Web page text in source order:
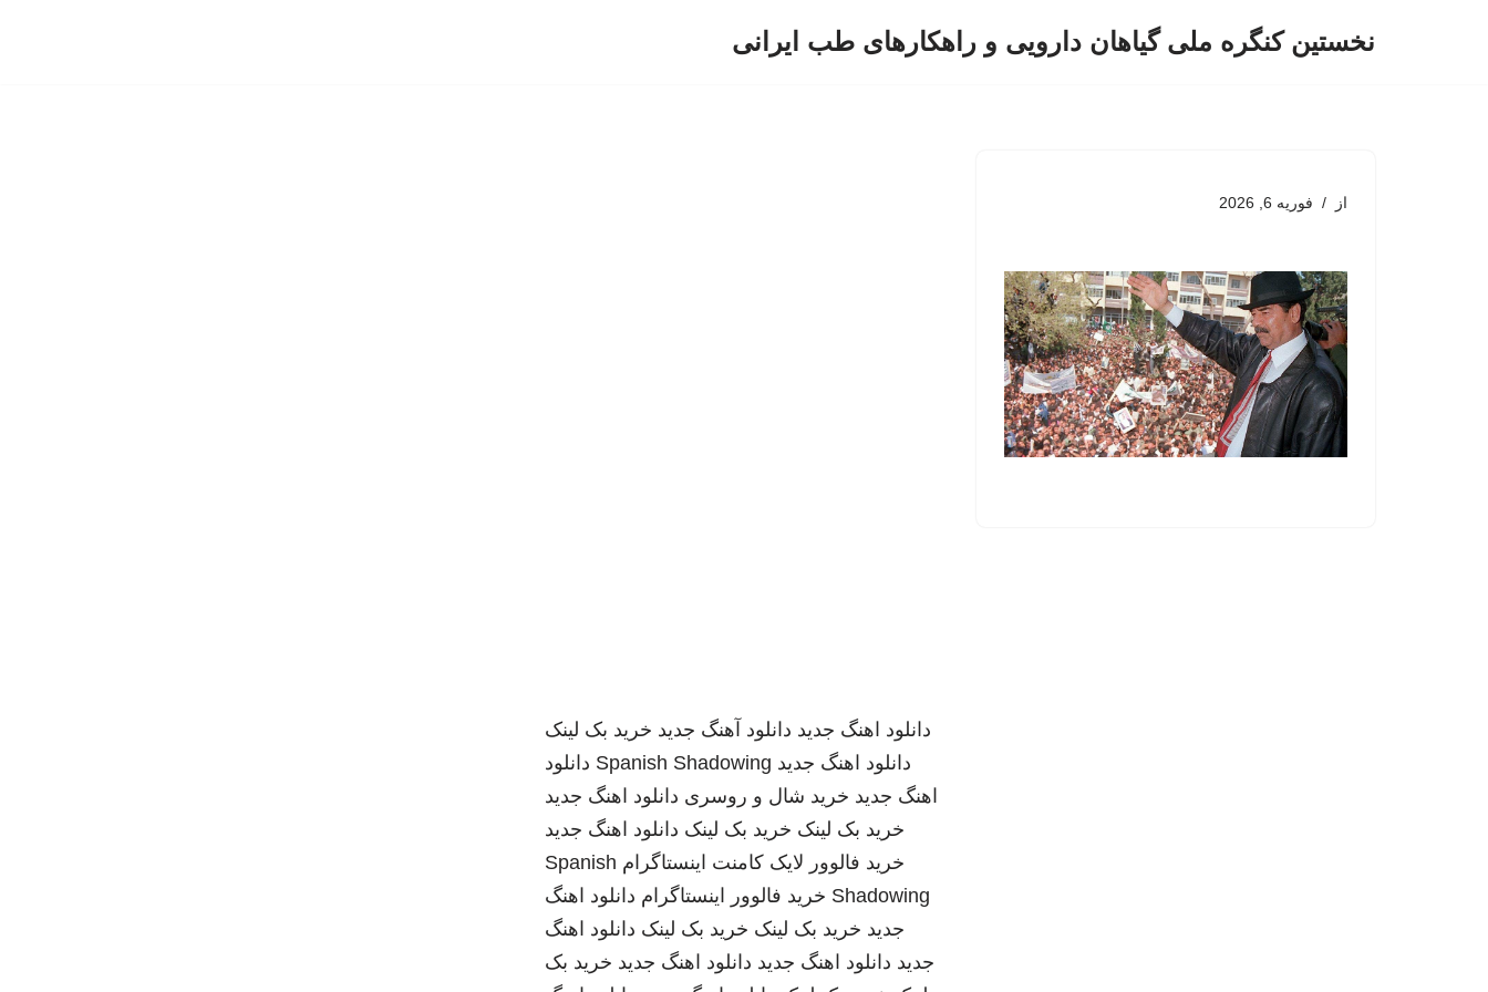
نخستین کنگره ملی گیاهان دارویی و راهکارهای طب ایرانی
از فوریه 6, 2026
دانلود اهنگ جدید دانلود آهنگ جدید خرید بک لینک
دانلود اهنگ جدید Spanish Shadowing دانلود
اهنگ جدید خرید شال و روسری دانلود اهنگ جدید
خرید بک لینک خرید بک لینک دانلود اهنگ جدید
خرید فالوور لایک کامنت اینستاگرام Spanish
Shadowing خرید فالوور اینستاگرام دانلود اهنگ
جدید خرید بک لینک خرید بک لینک دانلود اهنگ
جدید دانلود اهنگ جدید دانلود اهنگ جدید خرید بک